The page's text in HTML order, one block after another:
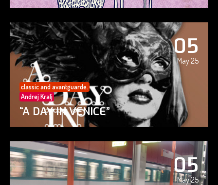
05
May 25
classic and avantguarde.
Andrej Kralj
“A DAY IN VENICE”
05
May 25